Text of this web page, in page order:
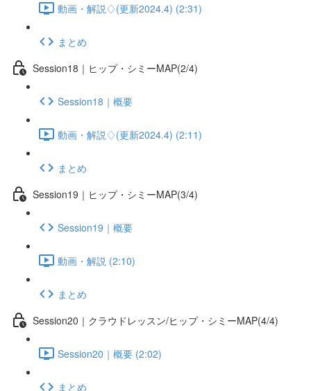
動画・解説♢(更新2024.4) (2:31)
まとめ
Session18｜ヒップ・シミーMAP(2/4)
Session18｜概要
動画・解説♢(更新2024.4) (2:11)
まとめ
Session19｜ヒップ・シミーMAP(3/4)
Session19｜概要
動画・解説 (2:10)
まとめ
Session20｜クラウドレッスン/ヒップ・シミーMAP(4/4)
Session20｜概要 (2:02)
まとめ